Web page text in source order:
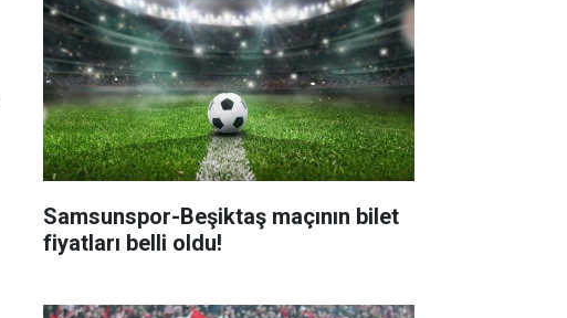
Samsunspor-Beşiktaş maçının bilet
fiyatları belli oldu!